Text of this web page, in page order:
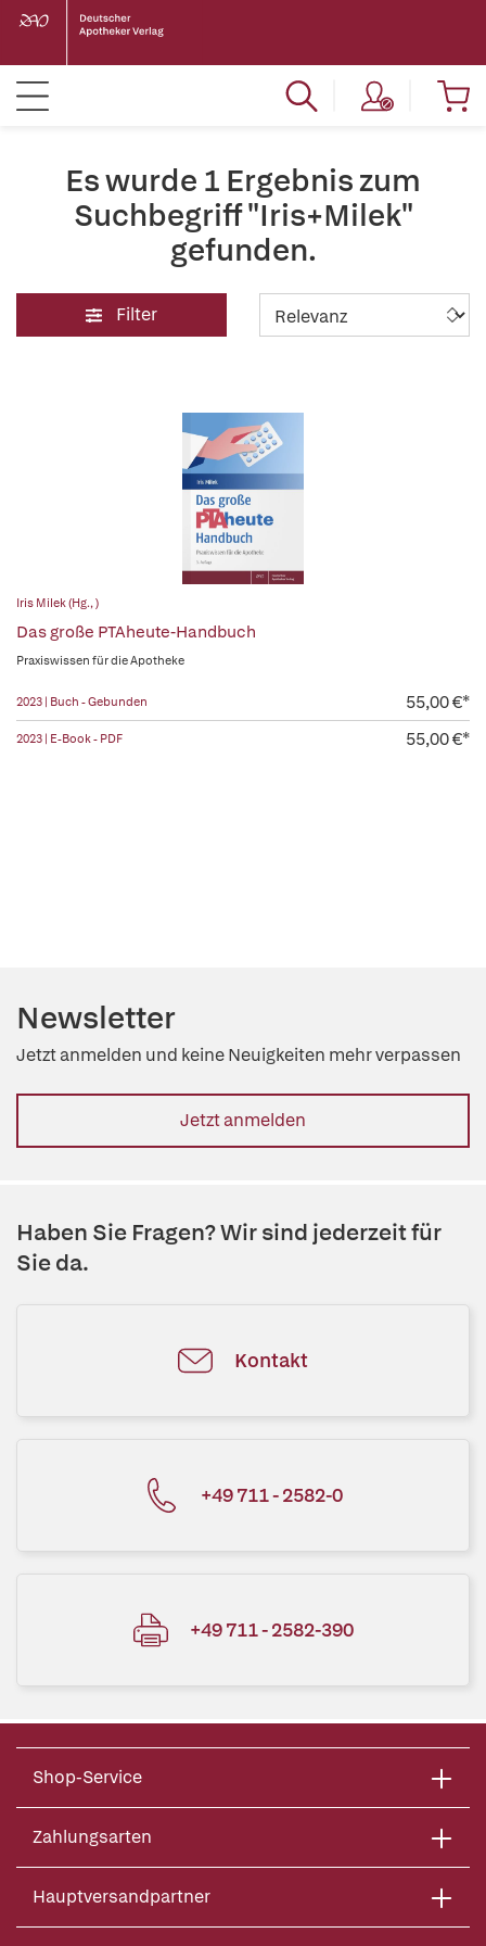
Es wurde 1 Ergebnis zum
Suchbegriff "Iris+Milek"
gefunden.
Filter
Iris Milek (Hg., )
Das große PTAheute-Handbuch
Praxiswissen für die Apotheke
2023 | Buch - Gebunden 55,00 €*
2023 | E-Book - PDF 55,00 €*
Newsletter
Jetzt anmelden und keine Neuigkeiten mehr verpassen
Jetzt anmelden
Haben Sie Fragen? Wir sind jederzeit für
Sie da.
Kontakt
+49 711 - 2582-0
+49 711 - 2582-390
Shop-Service
Zahlungsarten
Hauptversandpartner